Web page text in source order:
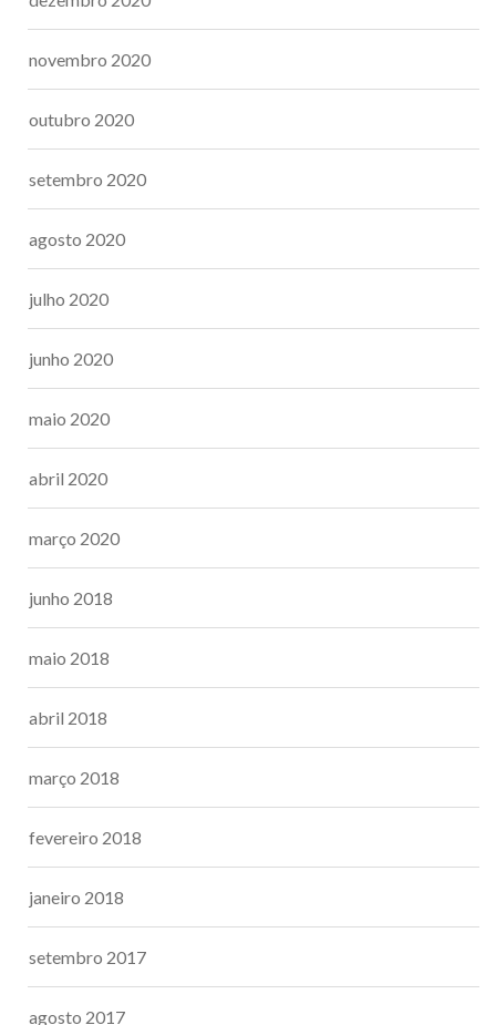
novembro 2020
outubro 2020
setembro 2020
agosto 2020
julho 2020
junho 2020
maio 2020
abril 2020
março 2020
junho 2018
maio 2018
abril 2018
março 2018
fevereiro 2018
janeiro 2018
setembro 2017
agosto 2017